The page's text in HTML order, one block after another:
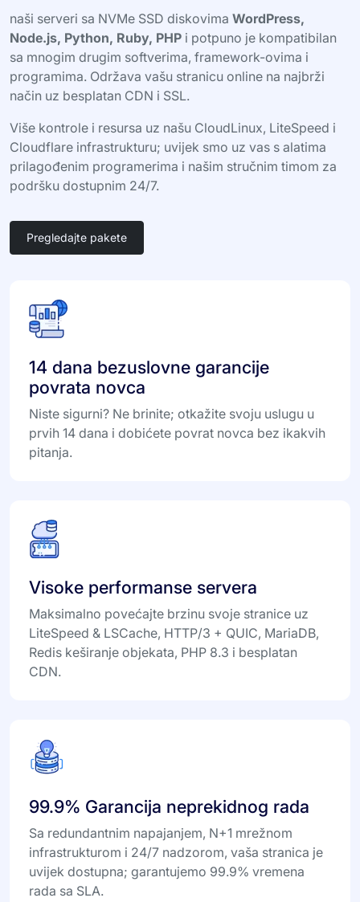
naši serveri sa NVMe SSD diskovima WordPress,
Node.js, Python, Ruby, PHP i potpuno je kompatibilan
sa mnogim drugim softverima, framework-ovima i
programima. Održava vašu stranicu online na najbrži
način uz besplatan CDN i SSL.
Više kontrole i resursa uz našu CloudLinux, LiteSpeed i
Cloudflare infrastrukturu; uvijek smo uz vas s alatima
prilagođenim programerima i našim stručnim timom za
podršku dostupnim 24/7.
Pregledajte pakete
14 dana bezuslovne garancije
povrata novca
Niste sigurni? Ne brinite; otkažite svoju uslugu u
prvih 14 dana i dobićete povrat novca bez ikakvih
pitanja.
Visoke performanse servera
Maksimalno povećajte brzinu svoje stranice uz
LiteSpeed & LSCache, HTTP/3 + QUIC, MariaDB,
Redis keširanje objekata, PHP 8.3 i besplatan
CDN.
99.9% Garancija neprekidnog rada
Sa redundantnim napajanjem, N+1 mrežnom
infrastrukturom i 24/7 nadzorom, vaša stranica je
uvijek dostupna; garantujemo 99.9% vremena
rada sa SLA.